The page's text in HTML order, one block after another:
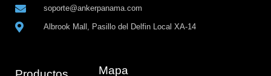
soporte@ankerpanama.com
Albrook Mall, Pasillo del Delfin Local XA-14
Mapa